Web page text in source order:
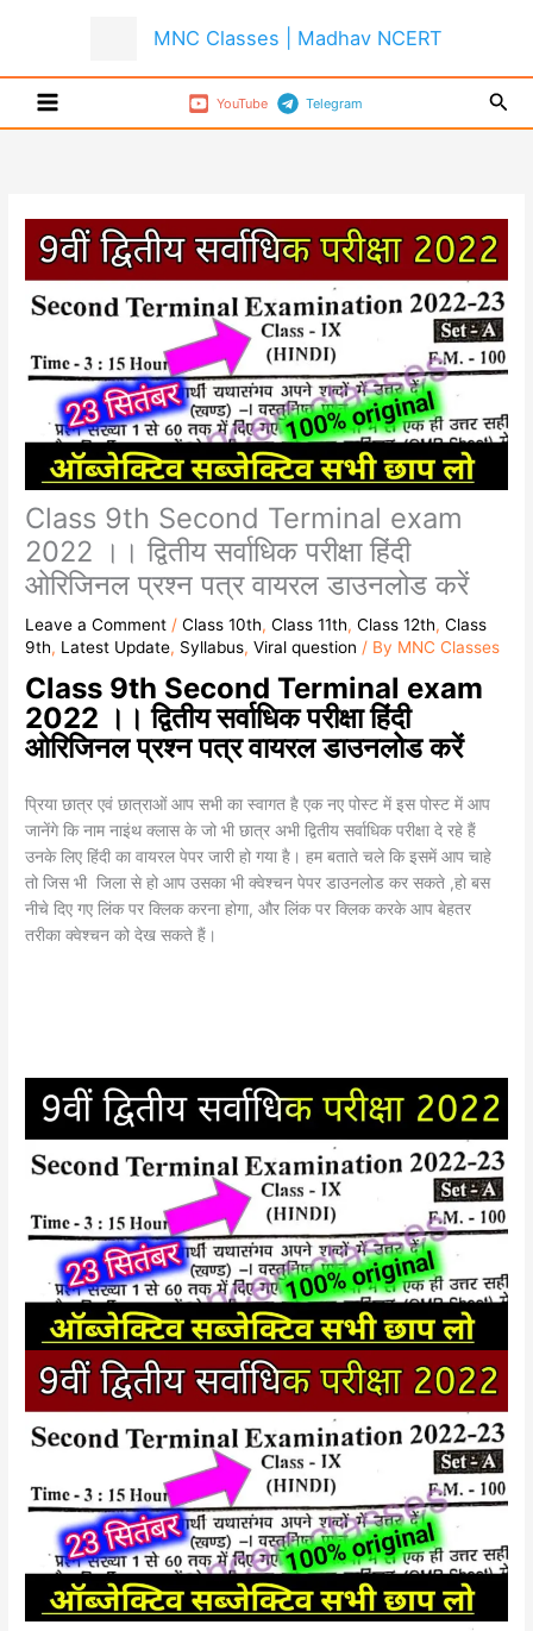
MNC Classes | Madhav NCERT
YouTube Telegram
Class 9th Second Terminal exam
2022 ।। द्वितीय सर्वाधिक परीक्षा हिंदी
ओरिजिनल प्रश्न पत्र वायरल डाउनलोड करें
Leave a Comment /Class 10th,Class 11th,Class 12th,Class
9th, Latest Update, Syllabus,Viral question / By MNC Classes
Class 9th Second Terminal exam
2022 ।। द्वितीय सर्वाधिक परीक्षा हिंदी
ओरिजिनल प्रश्न पत्र वायरल डाउनलोड करें
प्रिया छात्र एवं छात्राओं आप सभी का स्वागत है एक नए पोस्ट में इस पोस्ट में आप
जानेंगे कि नाम नाइंथ क्लास के जो भी छात्र अभी द्वितीय सर्वाधिक परीक्षा दे रहे हैं
उनके लिए हिंदी का वायरल पेपर जारी हो गया है। हम बताते चले कि इसमें आप चाहे
तो जिस भी जिला से हो आप उसका भी क्वेश्चन पेपर डाउनलोड कर सकते ,हो बस
नीचे दिए गए लिंक पर क्लिक करना होगा, और लिंक पर क्लिक करके आप बेहतर
तरीका क्वेश्चन को देख सकते हैं।